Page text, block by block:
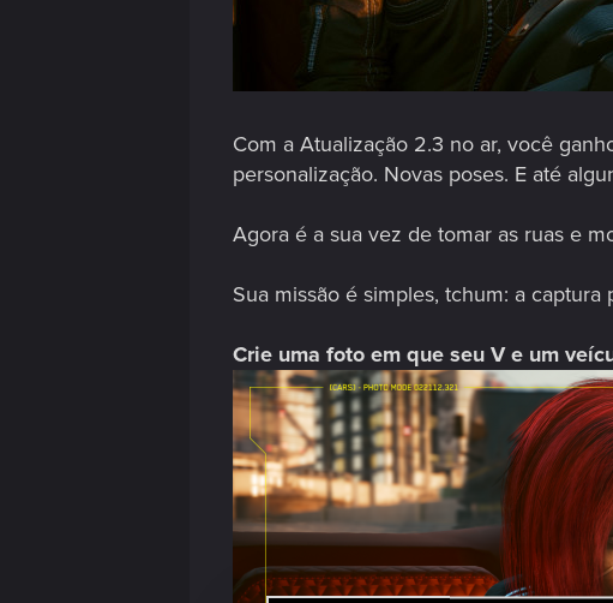
Com a Atualização 2.3 no ar, você
personalização. Novas poses. E até
Agora é a sua vez de tomar as ruas e
Sua missão é simples, tchum: a captura
Crie uma foto em que seu V e um